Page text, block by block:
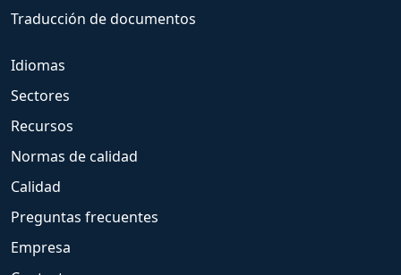
Traducción de documentos
Idiomas
Sectores
Recursos
Normas de calidad
Calidad
Preguntas frecuentes
Empresa